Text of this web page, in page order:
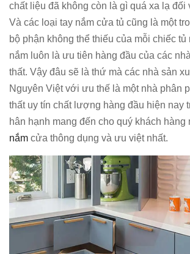
chất liệu đã không còn là gì quá xa lạ đối
Và các loại tay nắm cửa tủ cũng là một
bộ phận không thể thiếu của mỗi chiếc tủ
nắm luôn là ưu tiên hàng đầu của các
thất. Vậy đâu sẽ là thứ mà các nhà sản
Nguyên Việt với ưu thế là một nhà phân
thất uy tín chất lượng hàng đầu hiện nay
hân hạnh mang đến cho quý khách hàng
nắm cửa thông dụng và ưu việt nhất.